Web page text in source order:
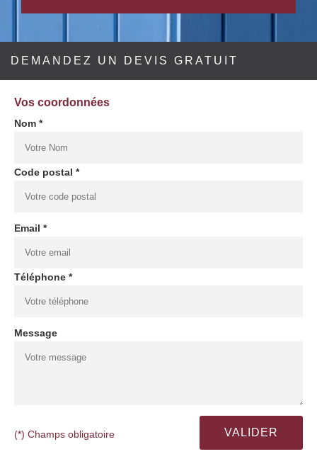
DEMANDEZ UN DEVIS GRATUIT
Vos coordonnées
Nom *
Code postal *
Email *
Téléphone *
Message
(*) Champs obligatoire